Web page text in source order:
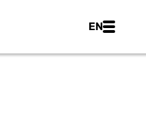
EN
Main